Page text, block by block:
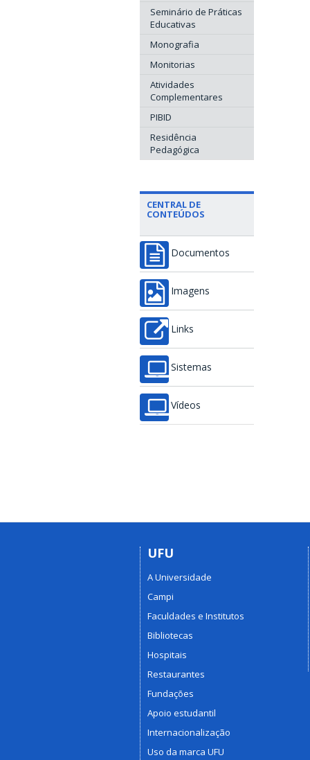
Seminário de Práticas
Educativas
Monografia
Monitorias
Atividades
Complementares
PIBID
Residência
Pedagógica
CENTRAL DE
CONTEÚDOS
Documentos
Imagens
Links
Sistemas
Vídeos
UFU
A Universidade
Campi
Faculdades e Institutos
Bibliotecas
Hospitais
Restaurantes
Fundações
Apoio estudantil
Internacionalização
Uso da marca UFU